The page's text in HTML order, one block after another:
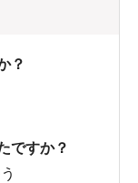
？
ですか？